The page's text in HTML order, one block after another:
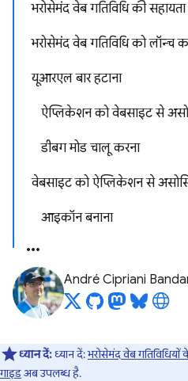
भरोसेमंद वेब गतिविधि की सहायता
भरोसेमंद वेब गतिविधि को लॉन्च
यूआरएल बार हटाना
ऐप्लिकेशन को वेबसाइट से
डीबग मोड चालू करना
वेबसाइट को ऐप्लिकेशन से
आइकॉन बनाना
André Cipriani
ध्यान दें:ध्यान दें:भरोसेमंद वेब
गाइडअब उपलब्ध है.